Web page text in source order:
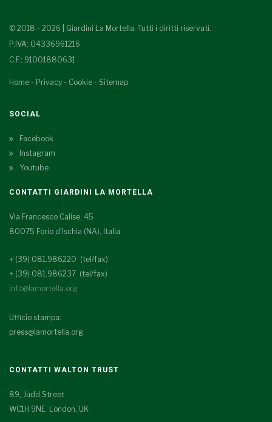
© 2018 - 2026 | Giardini La Mortella. Tutti i diritti riservati.
P.IVA: 04336961216
C.F.: 91001880631
Home - Privacy - Cookie - Sitemap
SOCIAL
Facebook
Instagram
Youtube
CONTATTI GIARDINI LA MORTELLA
Via Francesco Calise, 45
80075 Forio d'Ischia (NA), Italia
+ (39) 081.986220 (tel/fax)
+ (39) 081.986237 (tel/fax)
info@lamortella.org
Ufficio stampa:
press@lamortella.org
CONTATTI WALTON TRUST
89, Judd Street
WC1H 9NE London, UK